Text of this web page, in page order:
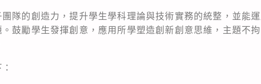
隊的創造力，提升學生學科理論與技術實務的統整，並能
鼓勵學生發揮創意，應用所學塑造創新創意思維，主題不